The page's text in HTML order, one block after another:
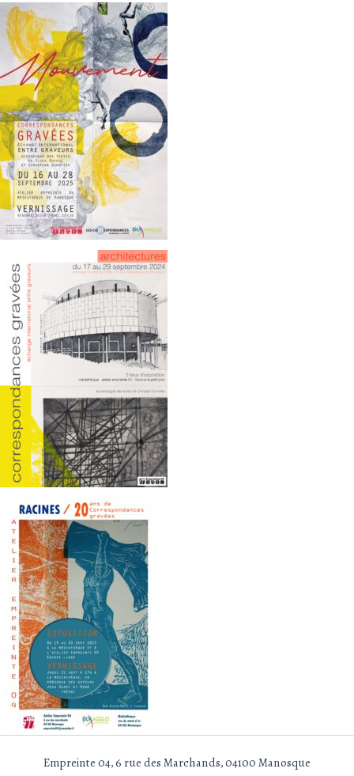
Empreinte 04, 6 rue des Marchands, 04100 Manosque